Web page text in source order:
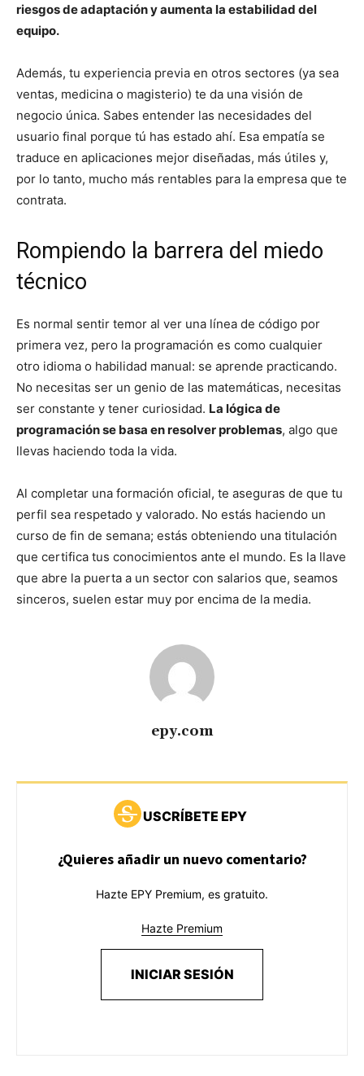
riesgos de adaptación y aumenta la estabilidad del
equipo.
Además, tu experiencia previa en otros sectores (ya sea
ventas, medicina o magisterio) te da una visión de
negocio única. Sabes entender las necesidades del
usuario final porque tú has estado ahí. Esa empatía se
traduce en aplicaciones mejor diseñadas, más útiles y,
por lo tanto, mucho más rentables para la empresa que te
contrata.
Rompiendo la barrera del miedo
técnico
Es normal sentir temor al ver una línea de código por
primera vez, pero la programación es como cualquier
otro idioma o habilidad manual: se aprende practicando.
No necesitas ser un genio de las matemáticas, necesitas
ser constante y tener curiosidad. La lógica de
programación se basa en resolver problemas, algo que
llevas haciendo toda la vida.
Al completar una formación oficial, te aseguras de que tu
perfil sea respetado y valorado. No estás haciendo un
curso de fin de semana; estás obteniendo una titulación
que certifica tus conocimientos ante el mundo. Es la llave
que abre la puerta a un sector con salarios que, seamos
sinceros, suelen estar muy por encima de la media.
epy.com
USCRÍBETE EPY
¿Quieres añadir un nuevo comentario?
Hazte EPY Premium, es gratuito.
Hazte Premium
INICIAR SESIÓN